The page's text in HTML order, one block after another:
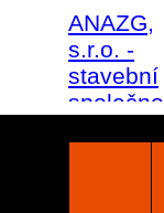
ANAZG,
s.r.o. -
stavební